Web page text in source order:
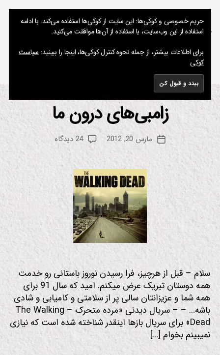
جستجو
نوشته های پراکنده یک مسعود
دسته‌هاس
ل
زامبی‌های درون ما
نویسنده
نوشته
م
س
ع
و
د
تاریخمارس 20, 2012 24 دیدگاه
برای
زامبی‌های
درون
سلام – قبل از هرچیز، فرا رسیدن نوروز باستانی رو خدمت
همه دوستان تبریک عرض میکنم. امید که سال 91 برای
همه شما و عزیزانتان سالی پر از سلامتی و کامیابی و شادی
باشه… – – سریال دیدنی «مرده متحرک – The Walking
Dead» برای سریال بازها اینقدر شناخته شده است که نیازی
نمیبینم بخوام […]
حریم خصوصی و کوکی‌ها: این سایت از کوکی‌ها استفاده می‌کند. با ادامه
استفاده از این وب‌سایت، با استفاده از آن‌ها موافقت می‌کنید.
برای اطلاعات بیشتر، از جمله نحوه کنترل کوکی‌ها، اینجا را ببینید: سیاست
کوکی